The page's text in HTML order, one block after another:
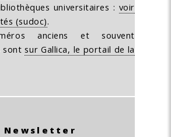
universitaires : voir
(sudoc).
anciens et souvent
sontsur Gallica, le portail de la
Newsletter